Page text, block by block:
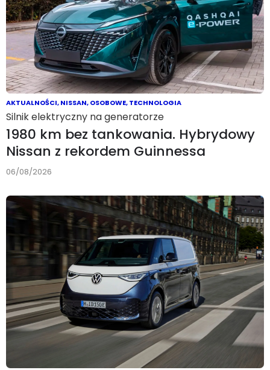
AKTUALNOŚCI,NISSAN,OSOBOWE,TECHNOLOGIA
Silnik elektryczny na generatorze
1980 km bez tankowania. Hybrydowy
Nissan z rekordem Guinnessa
06/08/2026